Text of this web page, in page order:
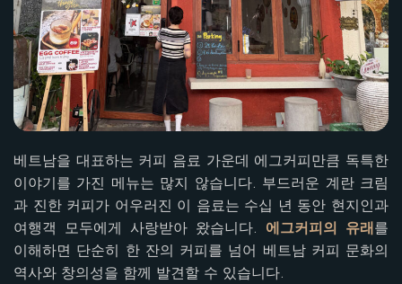
베트남을 대표하는 커피 음료 가운데 에그커피만큼 독특한
이야기를 가진 메뉴는 많지 않습니다. 부드러운 계란 크림
과 진한 커피가 어우러진 이 음료는 수십 년 동안 현지인과
여행객 모두에게 사랑받아 왔습니다. 에그커피의 유래를
이해하면 단순히 한 잔의 커피를 넘어 베트남 커피 문화의
역사와 창의성을 함께 발견할 수 있습니다.